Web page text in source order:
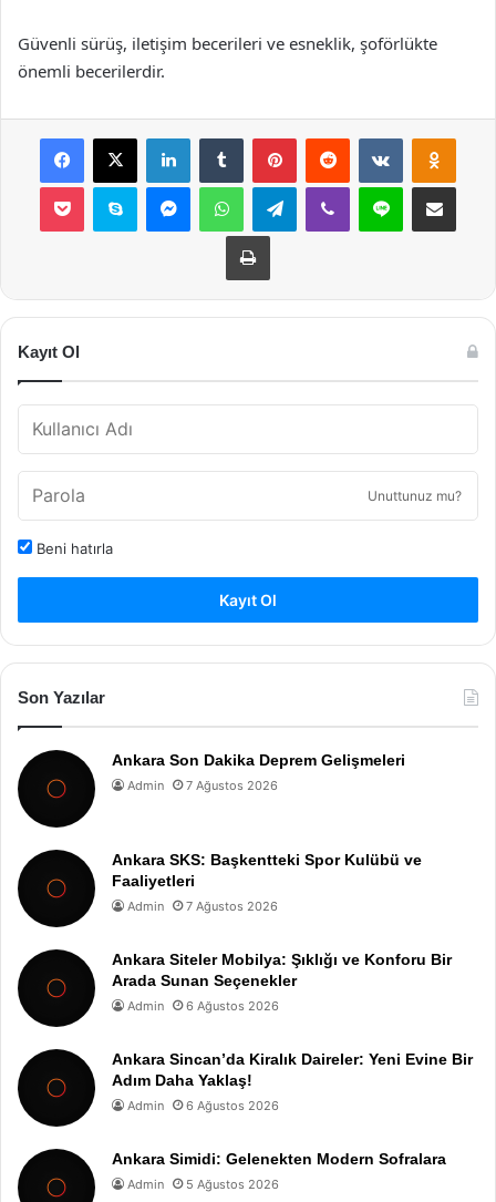
Güvenli sürüş, iletişim becerileri ve esneklik, şoförlükte
önemli becerilerdir.
Facebook
X LinkedInTumblr PinterestReddit VKontakte
Pocket Skype MessengerWhatsAppTelegramViber Line E-Posta ile
Yazdır
Kayıt Ol
Unuttunuz mu?
Beni hatırla
Kayıt Ol
Son Yazılar
Ankara Son Dakika Deprem Gelişmeleri
Admin 7 Ağustos 2026
Ankara SKS: Başkentteki Spor Kulübü ve
Faaliyetleri
Admin 7 Ağustos 2026
Ankara Siteler Mobilya: Şıklığı ve Konforu Bir
Arada Sunan Seçenekler
Admin 6 Ağustos 2026
Ankara Sincan’da Kiralık Daireler: Yeni Evine Bir
Adım Daha Yaklaş!
Admin 6 Ağustos 2026
Ankara Simidi: Gelenekten Modern Sofralara
Admin 5 Ağustos 2026